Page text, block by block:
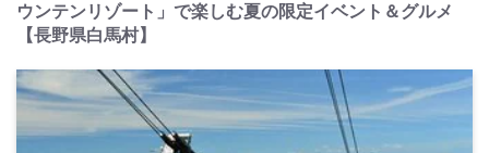
ウンテンリゾート」で楽しむ夏の限定イベント＆グルメ
【長野県白馬村】